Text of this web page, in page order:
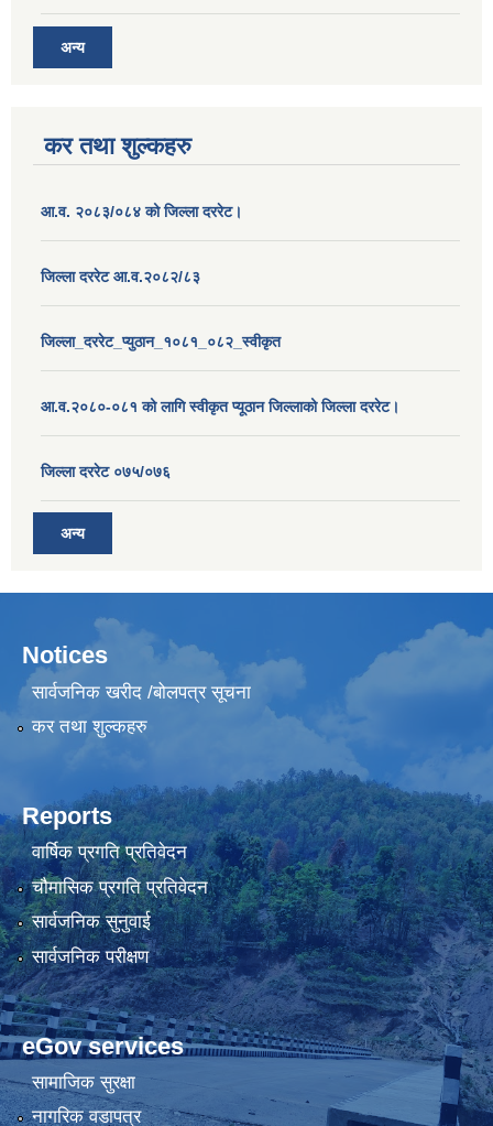
अन्य
कर तथा शुल्कहरु
आ.व. २०८३/०८४ को जिल्ला दररेट।
जिल्ला दररेट आ.व.२०८२/८३
जिल्ला_दररेट_प्युठान_१०८१_०८२_स्वीकृत
आ.व.२०८०-०८१ को लागि स्वीकृत प्यूठान जिल्लाको जिल्ला दररेट।
जिल्ला दररेट ०७५/०७६
अन्य
Notices
सार्वजनिक खरीद /बोलपत्र सूचना
कर तथा शुल्कहरु
Reports
वार्षिक प्रगति प्रतिवेदन
चौमासिक प्रगति प्रतिवेदन
सार्वजनिक सुनुवाई
सार्वजनिक परीक्षण
eGov services
सामाजिक सुरक्षा
नागरिक वडापत्र